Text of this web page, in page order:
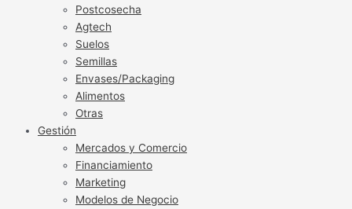
Postcosecha
Agtech
Suelos
Semillas
Envases/Packaging
Alimentos
Otras
Gestión
Mercados y Comercio
Financiamiento
Marketing
Modelos de Negocio